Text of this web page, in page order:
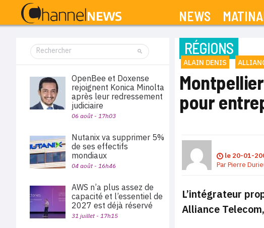
NEWS
RÉGIONS
ALAIN DENIS
pour
le 20-01-
ParPierre
L’intégrateur
Alliance
OpenBee et Doxense
rejoignent Konica Minolta
après leur redressement
judiciaire
06 août - 17h03
Nutanix va supprimer 5%
de ses effectifs
mondiaux
04 août - 16h46
AWS n’a plus assez de
capacité et l’essentiel de
2027 est déjà réservé
31 juillet - 17h15